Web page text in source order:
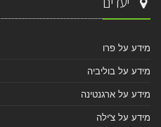
מידע על פרו
מידע על בוליביה
מידע על ארגנטינה
מידע על צ'ילה